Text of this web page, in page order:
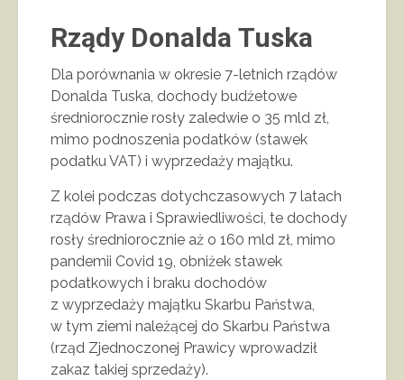
Rządy Donalda Tuska
Dla porównania w okresie 7-letnich rządów
Donalda Tuska, dochody budżetowe
średniorocznie rosły zaledwie o 35 mld zł,
mimo podnoszenia podatków (stawek
podatku VAT) i wyprzedaży majątku.
Z kolei podczas dotychczasowych 7 latach
rządów Prawa i Sprawiedliwości, te dochody
rosły średniorocznie aż o 160 mld zł, mimo
pandemii Covid 19, obniżek stawek
podatkowych i braku dochodów
z wyprzedaży majątku Skarbu Państwa,
w tym ziemi należącej do Skarbu Państwa
(rząd Zjednoczonej Prawicy wprowadził
zakaz takiej sprzedaży).